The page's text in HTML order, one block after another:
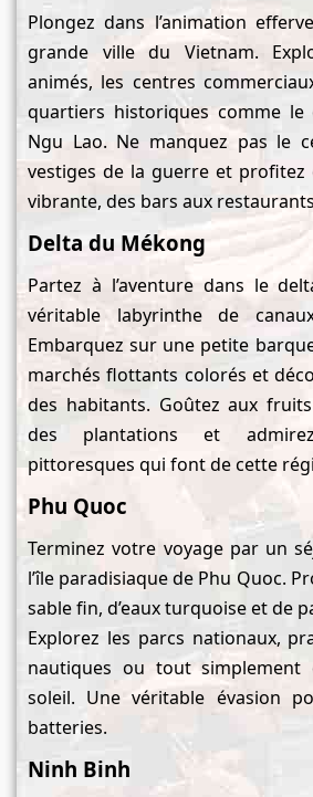
Plongez dans l’animation
grande ville du Vietnam.
animés, les centres
quartiers historiques comme le
Ngu Lao. Ne manquez pas le
vestiges de la guerre et
vibrante, des bars aux
Delta du Mékong
Partez à l’aventure dans le
véritable labyrinthe de
Embarquez sur une petite
marchés flottants colorés et
des habitants. Goûtez aux
des plantations et
pittoresques qui font de cette
Phu Quoc
Terminez votre voyage par un
l’île paradisiaque de Phu Quoc.
sable fin, d’eaux turquoise et de
Explorez les parcs nationaux,
nautiques ou tout simplement
soleil. Une véritable évasion
batteries.
Ninh Binh